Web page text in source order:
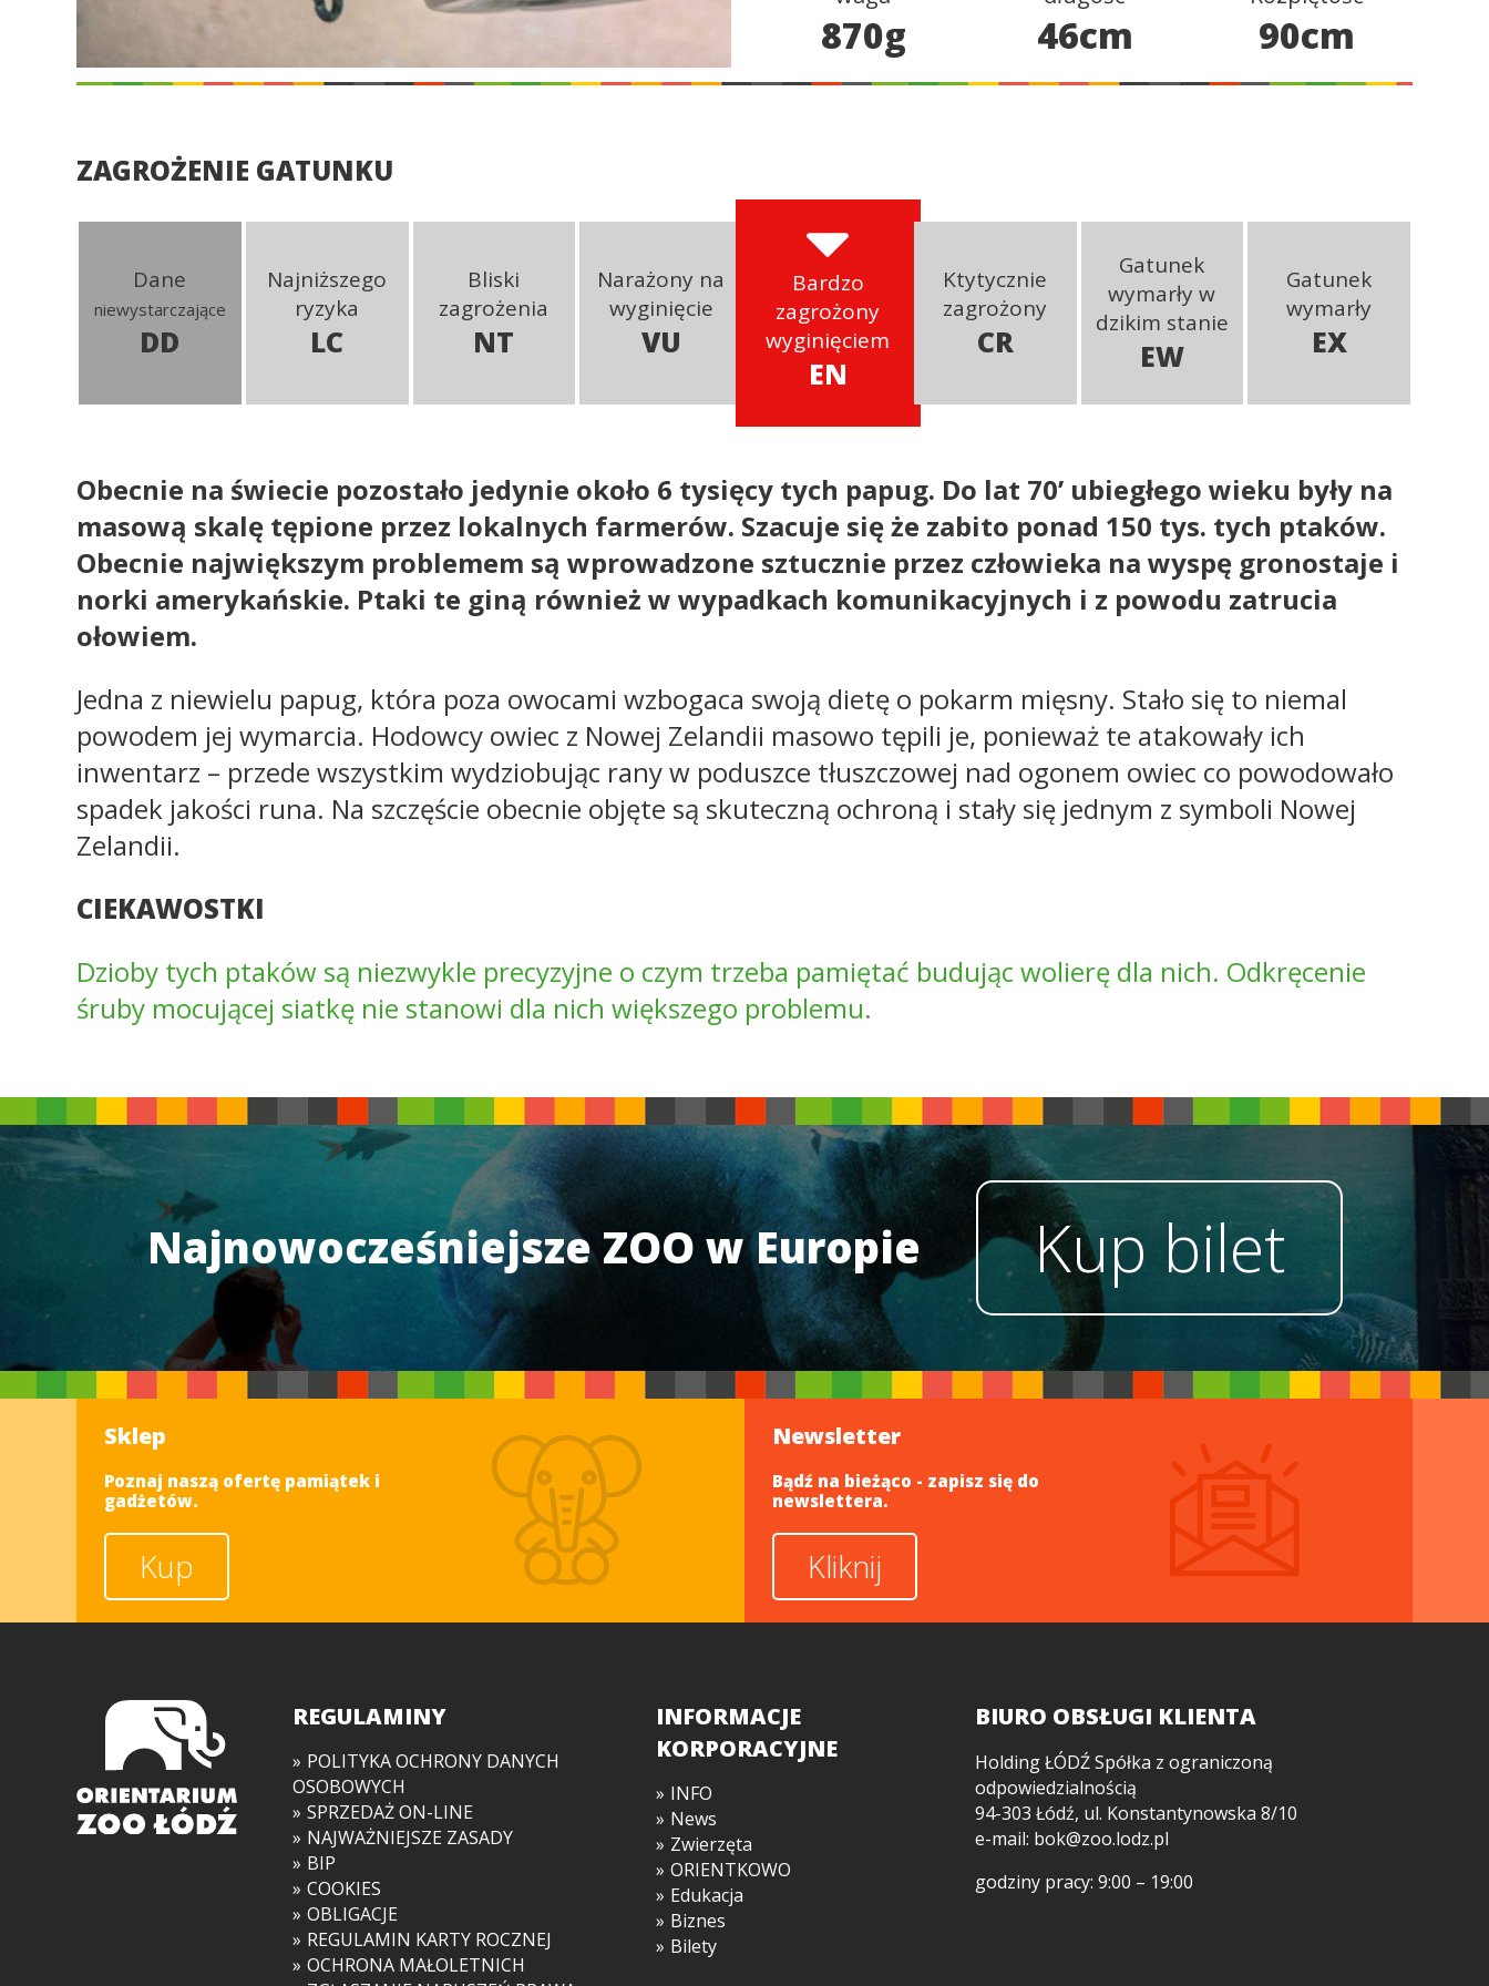
870g 46cm 90cm
ZAGROŻENIE GATUNKU
Dane
niewystarczające
DD
Najniższego
ryzyka
LC
Bliski
zagrożenia
NT
Narażony na
wyginięcie
VU
Bardzo
zagrożony
wyginięciem
EN
Ktytycznie
zagrożony
CR
Gatunek
wymarły w
dzikim stanie
EW
Gatunek
wymarły
EX
Obecnie na świecie pozostało jedynie około 6 tysięcy tych papug. Do lat 70’ ubiegłego wieku były na
masową skalę tępione przez lokalnych farmerów. Szacuje się że zabito ponad 150 tys. tych ptaków.
Obecnie największym problemem są wprowadzone sztucznie przez człowieka na wyspę gronostaje i
norki amerykańskie. Ptaki te giną również w wypadkach komunikacyjnych i z powodu zatrucia
ołowiem.
Jedna z niewielu papug, która poza owocami wzbogaca swoją dietę o pokarm mięsny. Stało się to niemal
powodem jej wymarcia. Hodowcy owiec z Nowej Zelandii masowo tępili je, ponieważ te atakowały ich
inwentarz – przede wszystkim wydziobując rany w poduszce tłuszczowej nad ogonem owiec co powodowało
spadek jakości runa. Na szczęście obecnie objęte są skuteczną ochroną i stały się jednym z symboli Nowej
Zelandii.
CIEKAWOSTKI
Dzioby tych ptaków są niezwykle precyzyjne o czym trzeba pamiętać budując wolierę dla nich. Odkręcenie
śruby mocującej siatkę nie stanowi dla nich większego problemu.
Najnowocześniejsze ZOO w Europie Kup bilet
Sklep
Poznaj naszą ofertę pamiątek i
gadżetów.
Kup
Newsletter
Bądź na bieżąco - zapisz się do
newslettera.
Kliknij
REGULAMINY
POLITYKA OCHRONY DANYCH
OSOBOWYCH
SPRZEDAŻ ON-LINE
NAJWAŻNIEJSZE ZASADY
BIP
COOKIES
OBLIGACJE
REGULAMIN KARTY ROCZNEJ
OCHRONA MAŁOLETNICH
INFORMACJE
KORPORACYJNE
INFO
News
Zwierzęta
ORIENTKOWO
Edukacja
Biznes
Bilety
BIURO OBSŁUGI KLIENTA
Holding ŁÓDŹ Spółka z ograniczoną
odpowiedzialnością
94-303 Łódź, ul. Konstantynowska 8/10
e-mail: bok@zoo.lodz.pl
godziny pracy: 9:00 – 19:00